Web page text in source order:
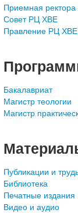
Приемная ректора
Совет РЦ ХВЕ
Правление РЦ ХВЕ
Бакалавриат
Магистр теологии
Магистр
Публикации и
Библиотека
Печатные издания
Видео и аудио